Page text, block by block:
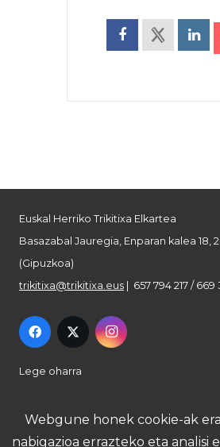
Euskal Herriko Trikitixa Elkartea
Basazabal Jauregia, Enparan kalea 18,
(Gipuzkoa)
trikitixa@trikitixa.eus | 657 794 217 /
Lege oharra
Pribatutasun politika
Webgune honek cookie-ak
nabigazioa errazteko eta analisi